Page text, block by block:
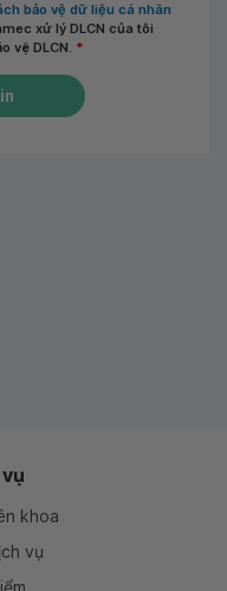
bảo vệ dữ liệu cá nhân
xử lý DLCN của tôi
vệ DLCN. *
khoa
vụ